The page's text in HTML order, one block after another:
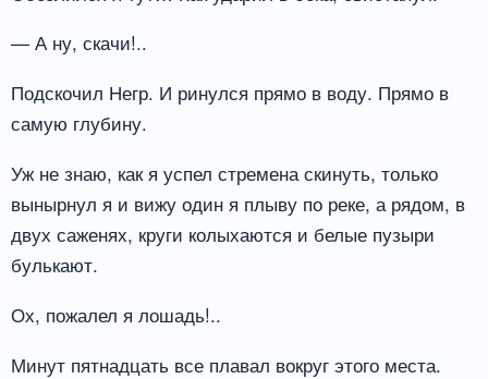
— А ну, скачи!..
Подскочил Негр. И ринулся прямо в воду. Прямо в
самую глубину.
Уж не знаю, как я успел стремена скинуть, только
вынырнул я и вижу один я плыву по реке, а рядом, в
двух саженях, круги колыхаются и белые пузыри
булькают.
Ох, пожалел я лошадь!..
Минут пятнадцать все плавал вокруг этого места.